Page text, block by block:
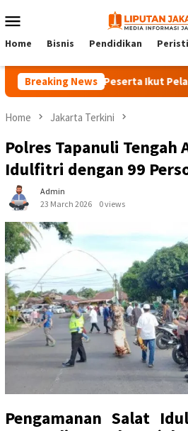
to
Menu
Home Bisnis Pendidikan
Breaking News
140 Peserta Ikut Pelatihan
Home Jakarta Terkini
Polres Tapanuli Tengah
Idulfitri dengan 99
Admin
23 March 2026
0 views
Pengamanan Salat